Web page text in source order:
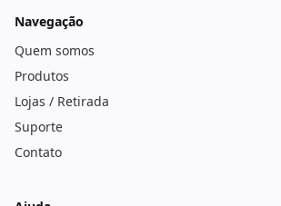
Navegação
Quem somos
Produtos
Lojas / Retirada
Suporte
Contato